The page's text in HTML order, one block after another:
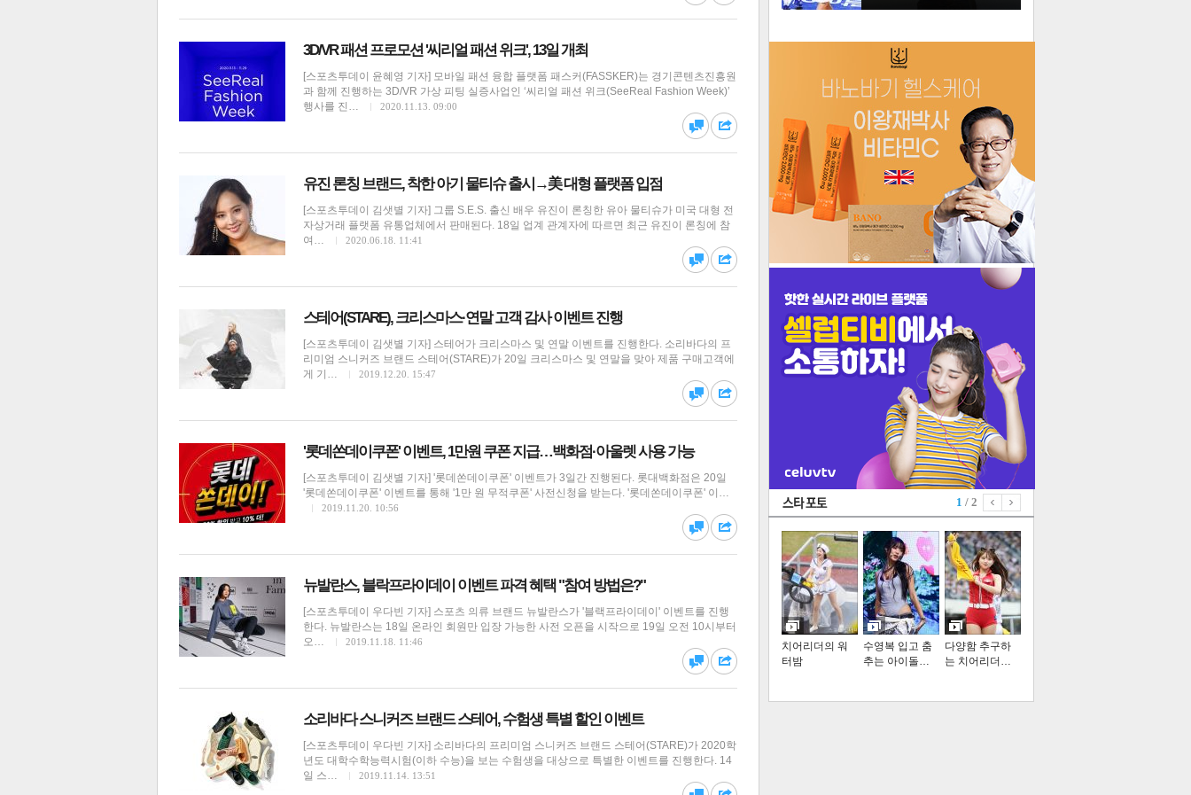
댓글 공유
댓글 공유
댓글 공유
댓글 공유
3D/VR 패션 프로모션 '씨리얼 패션 위크', 13일 개최
[스포츠투데이 윤혜영 기자] 모바일 패션 융합 플랫폼 패스커(FASSKER)는 경기콘텐츠진흥원
과 함께 진행하는 3D/VR 가상 피팅 실증사업인 ‘씨리얼 패션 위크(SeeReal Fashion Week)’
행사를 진…
2020.11.13. 09:00
댓글 공유
유진 론칭 브랜드, 착한 아기 물티슈 출시→美 대형 플랫폼 입점
[스포츠투데이 김샛별 기자] 그룹 S.E.S. 출신 배우 유진이 론칭한 유아 물티슈가 미국 대형 전
자상거래 플랫폼 유통업체에서 판매된다. 18일 업계 관계자에 따르면 최근 유진이 론칭에 참
여…
2020.06.18. 11:41
댓글 공유
스테어(STARE), 크리스마스·연말 고객 감사 이벤트 진행
[스포츠투데이 김샛별 기자] 스테어가 크리스마스 및 연말 이벤트를 진행한다. 소리바다의 프
리미엄 스니커즈 브랜드 스테어(STARE)가 20일 크리스마스 및 연말을 맞아 제품 구매고객에
게 기…
2019.12.20. 15:47
'롯데쏜데이쿠폰' 이벤트, 1만원 쿠폰 지급…백화점·아울렛 사용 가능
[스포츠투데이 김샛별 기자] '롯데쏜데이쿠폰' 이벤트가 3일간 진행된다. 롯대백화점은 20일
'롯데쏜데이쿠폰' 이벤트를 통해 '1만 원 무적쿠폰' 사전신청을 받는다. '롯데쏜데이쿠폰' 이…
2019.11.20. 10:56
뉴발란스, 블락프라이데이 이벤트 파격 혜택 "참여 방법은?"
[스포츠투데이 우다빈 기자] 스포츠 의류 브랜드 뉴발란스가 '블랙프라이데이' 이벤트를 진행
한다. 뉴발란스는 18일 온라인 회원만 입장 가능한 사전 오픈을 시작으로 19일 오전 10시부터
오…
2019.11.18. 11:46
소리바다 스니커즈 브랜드 스테어, 수험생 특별 할인 이벤트
[스포츠투데이 우다빈 기자] 소리바다의 프리미엄 스니커즈 브랜드 스테어(STARE)가 2020학
년도 대학수학능력시험(이하 수능)을 보는 수험생을 대상으로 특별한 이벤트를 진행한다. 14
일 스…
2019.11.14. 13:51
2
더보기
인기포토
1 / 2
치어리더의 워
터밤
수영복 입고 춤
추는 아이돌…
다양함 추구하
는 치어리더…